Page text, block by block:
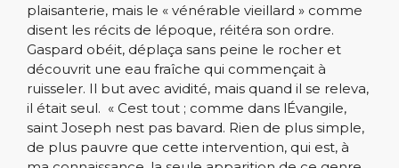
plaisanterie, mais le « vénérable vieillard » comme
disent les récits de lépoque, réitéra son ordre.
Gaspard obéit, déplaça sans peine le rocher et
découvrit une eau fraîche qui commençait à
ruisseler. Il but avec avidité, mais quand il se releva,
il était seul. « Cest tout ; comme dans lÉvangile,
saint Joseph nest pas bavard. Rien de plus simple,
de plus pauvre que cette intervention, qui est, à